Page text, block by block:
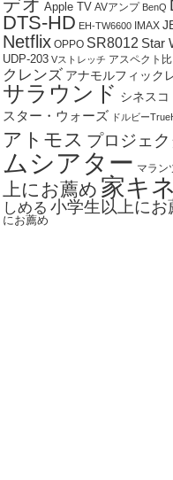
Apple TV AVアンプ BenQ
DTS-HD EH-TW6600 IMAX
Netflix OPPO SR8012 Star
UDP-203 Vストレッチ アスペクト比
クレンズ アナモルフィック
サラウンド シネスコ
スター・ウォーズ ドルビー
アトモス プロジェ
ムシアター マラン
上にお薦め 家キ
しめる 小学生以上にお
にお薦め